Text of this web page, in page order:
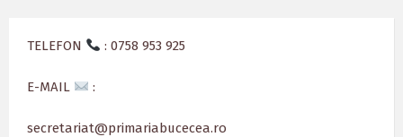
TELEFON : 0758 953 925
E-MAIL :
secretariat@primariabucecea.ro